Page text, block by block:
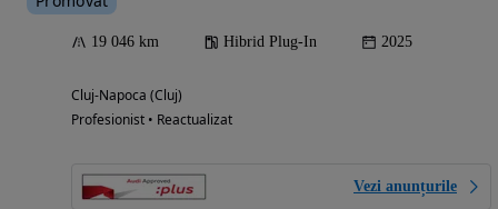
19 046 km Hibrid Plug-In 2025
Cluj-Napoca (Cluj)
Profesionist • Reactualizat
Vezi anunțurile